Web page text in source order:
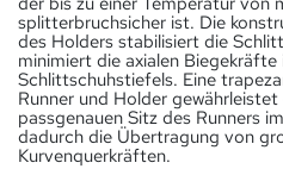
splitterbruchsicher ist. Die
des Holders stabilisiert die
minimiert die axialen
Schlittschuhstiefels. Eine
Runner und Holder
passgenauen Sitz des Runners
dadurch die Übertragung von
Kurvenquerkräften.